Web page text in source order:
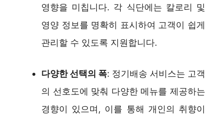
영향을 미칩니다. 각 식단에는 칼로리 및
영양 정보를 명확히 표시하여 고객이 쉽게
관리할 수 있도록 지원합니다.
다양한 선택의 폭: 정기배송 서비스는 고객
의 선호도에 맞춰 다양한 메뉴를 제공하는
경향이 있으며, 이를 통해 개인의 취향이